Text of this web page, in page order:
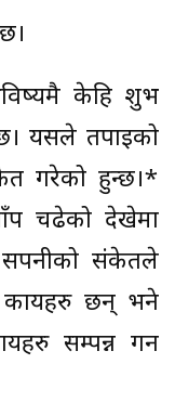
केहि शुभ
यसले तपाईको
गरेको हुन्छ।*
चढेको देखेमा
सपनीको संकेतले
छन् भने
सम्पन्न गर्न